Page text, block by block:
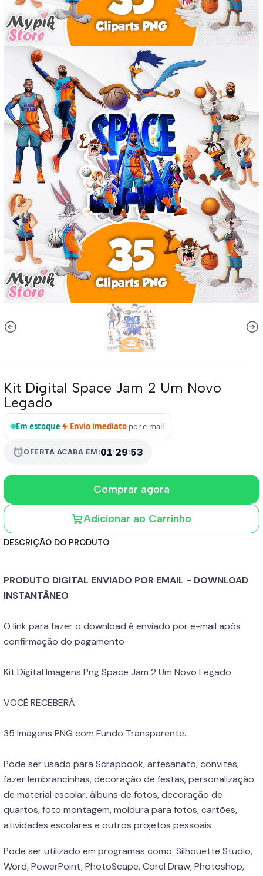
Kit Digital Space Jam 2 Um Novo
Legado
Em estoque Envio imediato por e-mail
alarmOFERTA ACABA EM:01:29:52
Adicionar ao Carrinho
Comprar agora
DESCRIÇÃO DO PRODUTO
PRODUTO DIGITAL ENVIADO POR EMAIL - DOWNLOAD
INSTANTÂNEO
O link para fazer o download é enviado por e-mail após
confirmação do pagamento
Kit Digital Imagens Png Space Jam 2 Um Novo Legado
VOCÊ RECEBERÁ:
35 Imagens PNG com Fundo Transparente.
Pode ser usado para Scrapbook, artesanato, convites,
fazer lembrancinhas, decoração de festas, personalização
de material escolar, álbuns de fotos, decoração de
quartos, foto montagem, moldura para fotos, cartões,
atividades escolares e outros projetos pessoais
Pode ser utilizado em programas como: Silhouette Studio,
Word, PowerPoint, PhotoScape, Corel Draw, Photoshop,